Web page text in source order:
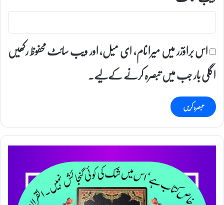
اس براؤزر میں میرا نام، ای میل، اور ویب سائٹ محفوظ رکھیں
اگلی بار جب میں تبصرہ کرنے کےلیے۔